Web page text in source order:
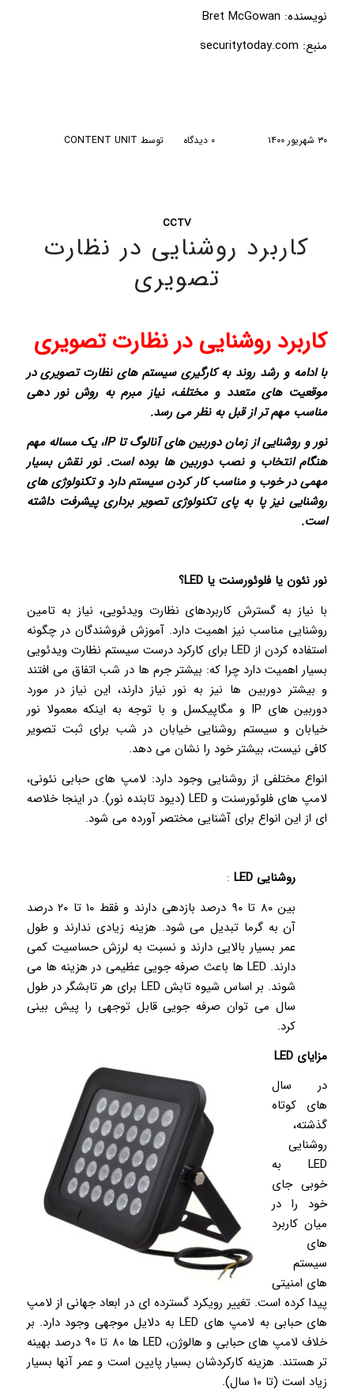
نویسنده:‌ Bret McGowan
منبع:‌
۳۰ شهریور ۱۴۰۰ / ۰ دیدگاه توسط CONTENT UNIT
CCTV
کاربرد روشنایی در نظارت
تصویری
کاربرد روشنایی در نظارت تصویری
با ادامه و رشد روند به کارگیری سیستم های نظارت تصویری در
موقعیت های متعدد و مختلف، نیاز مبرم به روش نور دهی
مناسب مهم تر از قبل به نظر می رسد.
نور و روشنایی از زمان دوربین های آنالوگ تا IP، یک مساله مهم
هنگام انتخاب و نصب دوربین ها بوده است. نور نقش بسیار
مهمی در خوب و مناسب کار کردن سیستم دارد و تکنولوژی های
روشنایی نیز پا به پای تکنولوژی تصویر برداری پیشرفت داشته
است.
نور نئون یا فلوئورسنت یا LED؟
با نیاز به گسترش کاربردهای نظارت ویدئویی، نیاز به تامین
روشنایی مناسب نیز اهمیت دارد. آموزش فروشندگان در چگونه
استفاده کردن از LED برای کارکرد درست سیستم نظارت ویدئویی
بسیار اهمیت دارد چرا که: بیشتر جرم ها در شب اتفاق می افتند
و بیشتر دوربین ها نیز به نور نیاز دارند، این نیاز در مورد
دوربین های IP و مگاپیکسل و با توجه به اینکه معمولا نور
خیابان و سیستم روشنایی خیابان در شب برای ثبت تصویر
کافی نیست، بیشتر خود را نشان می دهد.
انواع مختلفی از روشنایی وجود دارد: لامپ های حبابی نئونی،
لامپ های فلوئورسنت و LED (دیود تابنده نور). در اینجا خلاصه
ای از این انواع برای آشنایی مختصر آورده می شود.
روشنایی LED
:
بین ۸۰ تا ۹۰ درصد بازدهی دارند و فقط ۱۰ تا ۲۰ درصد
آن به گرما تبدیل می شود. هزینه زیادی ندارند و طول
عمر بسیار بالایی دارند و نسبت به لرزش حساسیت کمی
دارند. LED ها باعث صرفه جویی عظیمی در هزینه ها می
شوند. بر اساس شیوه تابش LED برای هر تابشگر در طول
سال می توان صرفه جویی قابل توجهی را پیش بینی
کرد.
مزایای LED
در سال
های کوتاه
گذشته،
روشنایی
LED به
خوبی جای
خود را در
میان کاربرد
های
سیستم
های امنیتی
پیدا کرده است. تغییر رویکرد گسترده ای در ابعاد جهانی از لامپ
های حبابی به لامپ های LED به دلایل موجهی وجود دارد. بر
خلاف لامپ های حبابی و هالوژن، LED ها ۸۰ تا ۹۰ درصد بهینه
تر هستند. هزینه کارکردشان بسیار پایین است و عمر آنها بسیار
زیاد است (تا ۱۰ سال).